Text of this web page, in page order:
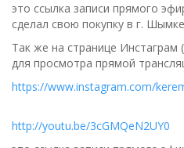
это ссылка записи прямого
сделал свою покупку в г.
Так же на странице
для просмотра прямой
https://www.instagram.com/
http://youtu.be/3cGMQeN2UY0